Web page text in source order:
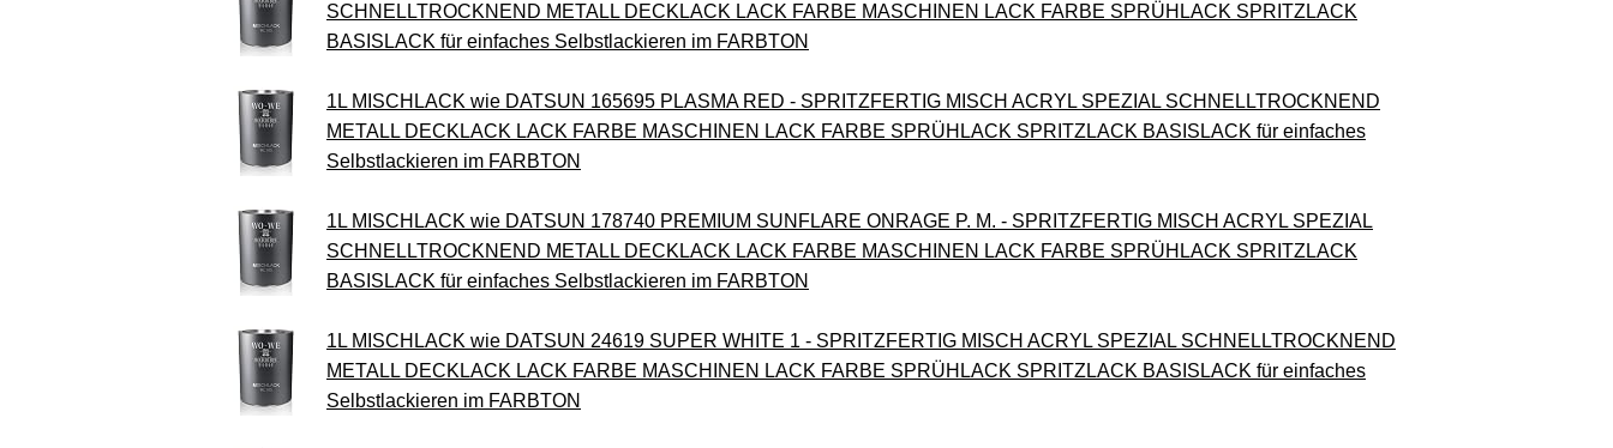
SCHNELLTROCKNEND METALL DECKLACK LACK FARBE MASCHINEN LACK FARBE SPRÜHLACK SPRITZLACK
BASISLACK für einfaches Selbstlackieren im FARBTON
1L MISCHLACK wie DATSUN 165695 PLASMA RED - SPRITZFERTIG MISCH ACRYL SPEZIAL SCHNELLTROCKNEND
METALL DECKLACK LACK FARBE MASCHINEN LACK FARBE SPRÜHLACK SPRITZLACK BASISLACK für einfaches
Selbstlackieren im FARBTON
1L MISCHLACK wie DATSUN 178740 PREMIUM SUNFLARE ONRAGE P. M. - SPRITZFERTIG MISCH ACRYL SPEZIAL
SCHNELLTROCKNEND METALL DECKLACK LACK FARBE MASCHINEN LACK FARBE SPRÜHLACK SPRITZLACK
BASISLACK für einfaches Selbstlackieren im FARBTON
1L MISCHLACK wie DATSUN 24619 SUPER WHITE 1 - SPRITZFERTIG MISCH ACRYL SPEZIAL SCHNELLTROCKNEND
METALL DECKLACK LACK FARBE MASCHINEN LACK FARBE SPRÜHLACK SPRITZLACK BASISLACK für einfaches
Selbstlackieren im FARBTON